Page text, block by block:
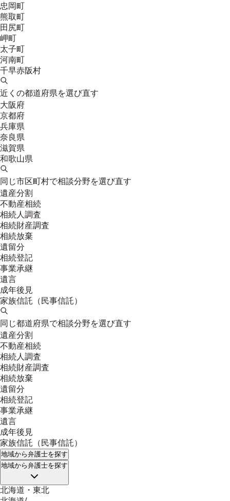
忠岡町
熊取町
田尻町
岬町
太子町
河南町
千早赤阪村
近くの都道府県を選び直す
大阪府
京都府
兵庫県
奈良県
滋賀県
和歌山県
同じ市区町村で相談分野を選び直す
遺産分割
不動産相続
相続人調査
相続財産調査
相続放棄
遺留分
相続登記
事業承継
遺言
成年後見
家族信託（民事信託）
同じ都道府県で相談分野を選び直す
遺産分割
不動産相続
相続人調査
相続財産調査
相続放棄
遺留分
相続登記
事業承継
遺言
成年後見
家族信託（民事信託）
地域から弁護士を探す
地域から弁護士を探す
北海道・東北